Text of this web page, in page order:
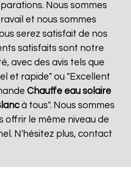
Nous sommes
et nous sommes
serez satisfait de nos
satisfaits sont notre
avec des avis tels que
et rapide" ou "Excellent
Chauffe eau solaire
à tous". Nous sommes
offrir le même niveau de
N'hésitez plus, contact